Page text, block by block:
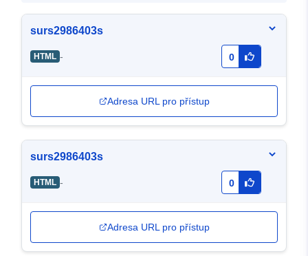
surs2986403s
HTML - 0
Adresa URL pro přístup
surs2986403s
HTML - 0
Adresa URL pro přístup